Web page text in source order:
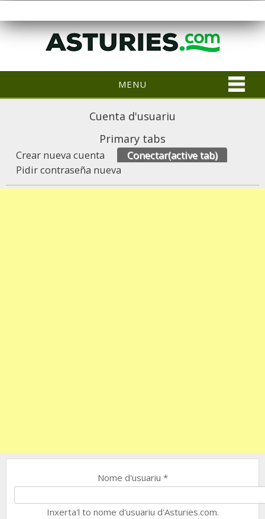
MENU
Cuenta d'usuariu
Primary tabs
Crear nueva cuenta Conectar(active tab)
Pidir contraseña nueva
Nome d'usuariu *
Inxerta'l to nome d'usuariu d'Asturies.com.